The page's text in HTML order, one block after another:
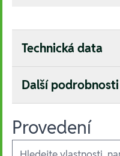
Technická data
Další podrobnosti
Provedení
Ausführungen